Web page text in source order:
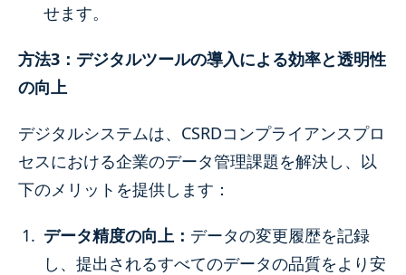
せます。
方法3：デジタルツールの導入による効率と透明性
の向上
デジタルシステムは、CSRDコンプライアンスプロ
セスにおける企業のデータ管理課題を解決し、以
下のメリットを提供します：
データ精度の向上： データの変更履歴を記録
し、提出されるすべてのデータの品質をより安